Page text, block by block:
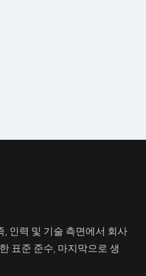
인력 및 기술 측면에서 회사
표준 준수, 마지막으로 생